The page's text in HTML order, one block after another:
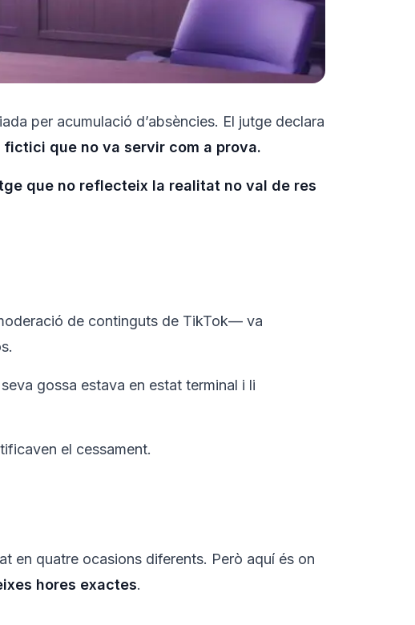
per acumulació d’absències. El jutge declara
fictici que no va servir com a prova.
que no reflecteix la realitat no val de res
de continguts de TikTok— va
gossa estava en estat terminal i li
el cessament.
en quatre ocasions diferents. Però aquí és on
hores exactes.